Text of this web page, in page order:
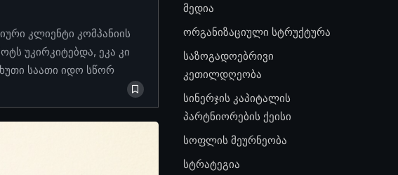
კლიენტი კომპანიის
უკირკიტებდა, ეკა კი
საათი იდო სწორ
მედია
ორგანიზაციული სტრუქტურა
საზოგადოებრივი
კეთილდღეობა
სინერჯის კაპიტალის
პარტნიორების ქეისი
სოფლის მეურნეობა
სტრატეგია